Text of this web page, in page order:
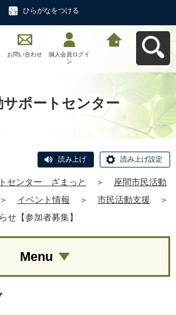
ひらがなをつける
お問い合わせ
個人会員ログイ
ン
サポートセンター
読み上げ 読み上げ設定
センター ざまっと ＞
座間市民活動
＞ イベント情報 ＞ 市民活動支援
＞
せ【参加者募集】
Menu